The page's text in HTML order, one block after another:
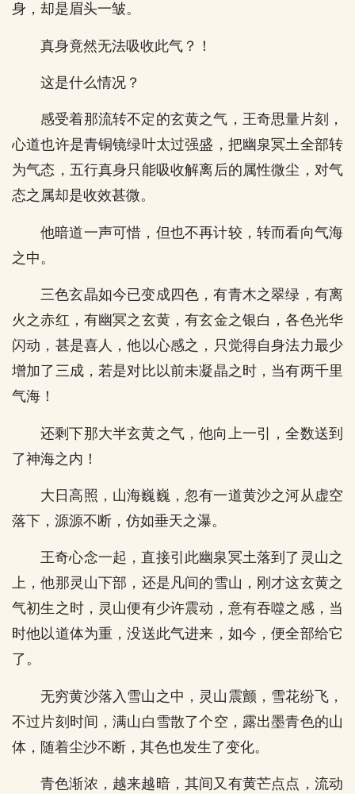
身，却是眉头一皱。
真身竟然无法吸收此气？！
这是什么情况？
感受着那流转不定的玄黄之气，王奇思量片刻，
心道也许是青铜镜绿叶太过强盛，把幽泉冥土全部转
为气态，五行真身只能吸收解离后的属性微尘，对气
态之属却是收效甚微。
他暗道一声可惜，但也不再计较，转而看向气海
之中。
三色玄晶如今已变成四色，有青木之翠绿，有离
火之赤红，有幽冥之玄黄，有玄金之银白，各色光华
闪动，甚是喜人，他以心感之，只觉得自身法力最少
增加了三成，若是对比以前未凝晶之时，当有两千里
气海！
还剩下那大半玄黄之气，他向上一引，全数送到
了神海之内！
大日高照，山海巍巍，忽有一道黄沙之河从虚空
落下，源源不断，仿如垂天之瀑。
王奇心念一起，直接引此幽泉冥土落到了灵山之
上，他那灵山下部，还是凡间的雪山，刚才这玄黄之
气初生之时，灵山便有少许震动，意有吞噬之感，当
时他以道体为重，没送此气进来，如今，便全部给它
了。
无穷黄沙落入雪山之中，灵山震颤，雪花纷飞，
不过片刻时间，满山白雪散了个空，露出墨青色的山
体，随着尘沙不断，其色也发生了变化。
青色渐浓，越来越暗，其间又有黄芒点点，流动